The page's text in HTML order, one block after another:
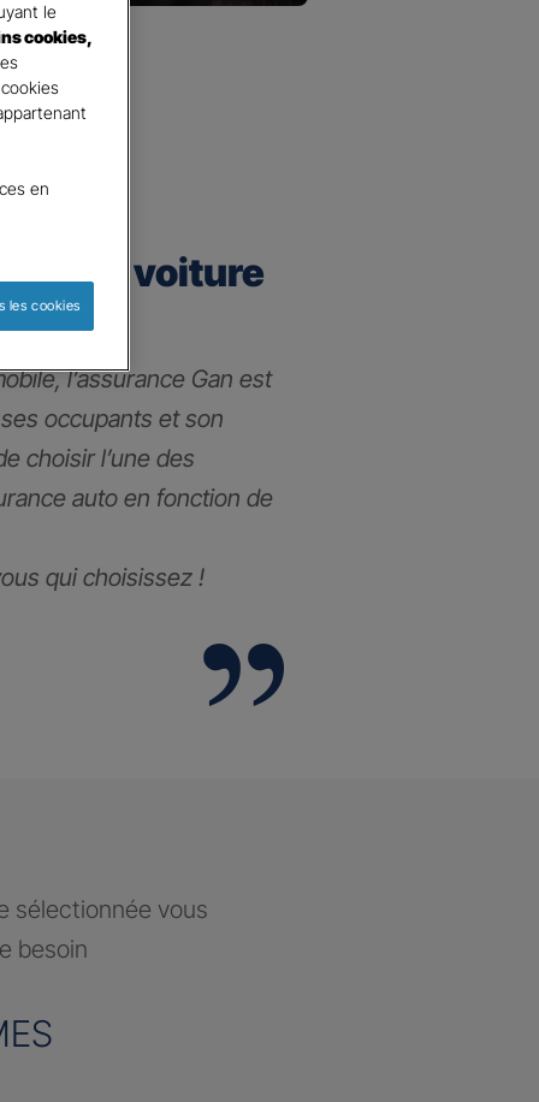
voiture
l’assurance Gan est
occupants et son
choisir l’une des
auto en fonction de
qui choisissez !
sélectionnée vous
besoin
le
cookies,
en
les cookies